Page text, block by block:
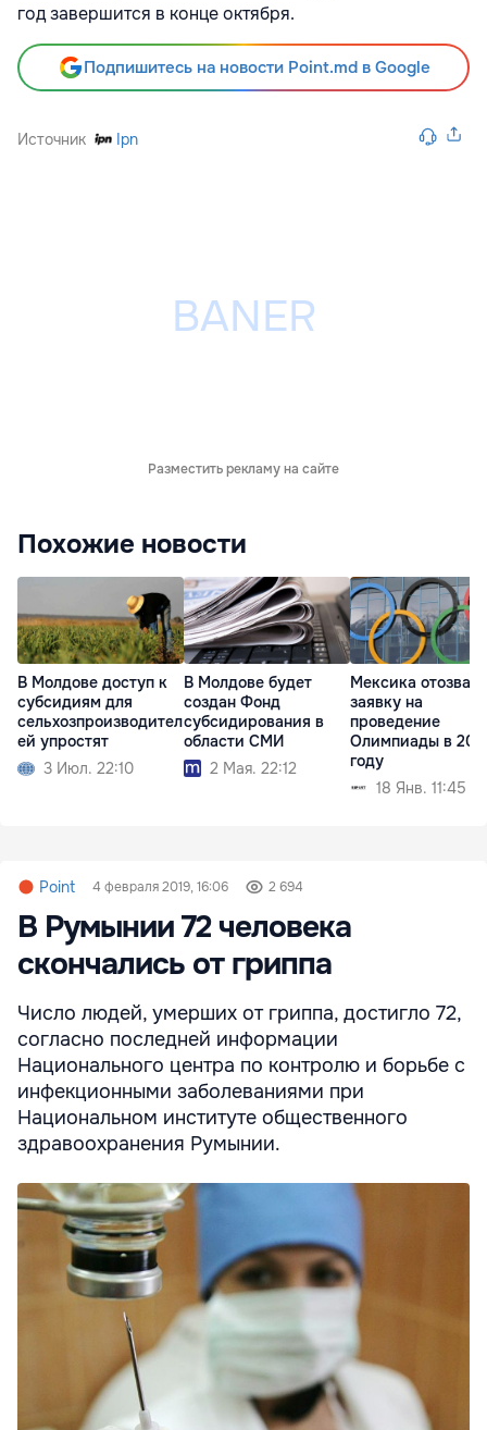
год завершится в конце октября.
Подпишитесь на новости Point.md в Google
Источник Ipn
Разместить рекламу на сайте
Похожие новости
В Молдове доступ к
субсидиям для
сельхозпроизводител
ей упростят
3 Июл. 22:10
В Молдове будет
создан Фонд
субсидирования в
области СМИ
2 Мая. 22:12
Мексика отозвала
заявку на
проведение
Олимпиады в
году
18 Янв. 11:45
Point 4 февраля 2019, 16:06 2 694
В Румынии 72 человека
скончались от гриппа
Число людей, умерших от гриппа, достигло 72,
согласно последней информации
Национального центра по контролю и борьбе с
инфекционными заболеваниями при
Национальном институте общественного
здравоохранения Румынии.